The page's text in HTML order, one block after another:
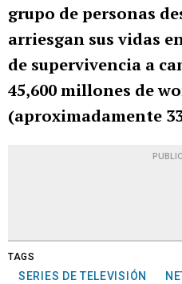
grupo de personas
arriesgan sus vidas
de supervivencia a
45,600 millones de
(aproximadamente
TAGS
SERIES DE TELEVISIÓN